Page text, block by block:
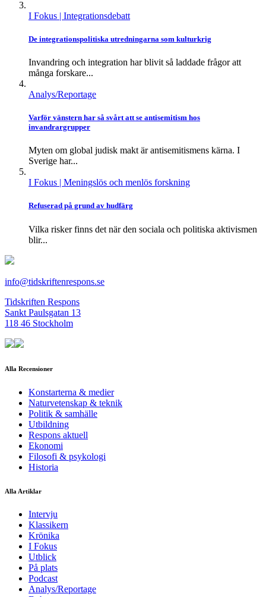
I Fokus | Integrationsdebatt
De integrationspolitiska utredningarna som kulturkrig
Invandring och integration har blivit så laddade frågor att
många forskare...
Analys/Reportage
Varför vänstern har så svårt att se antisemitism hos
invandrargrupper
Myten om global judisk makt är antisemitismens kärna. I
Sverige har...
I Fokus | Meningslös och menlös forskning
Refuserad på grund av hudfärg
Vilka risker finns det när den sociala och politiska aktivismen
blir...
info@tidskriftenrespons.se
Tidskriften Respons
Sankt Paulsgatan 13
118 46 Stockholm
Alla Recensioner
Konstarterna & medier
Naturvetenskap & teknik
Politik & samhälle
Utbildning
Respons aktuell
Ekonomi
Filosofi & psykologi
Historia
Alla Artiklar
Intervju
Klassikern
Krönika
I Fokus
Utblick
På plats
Podcast
Analys/Reportage